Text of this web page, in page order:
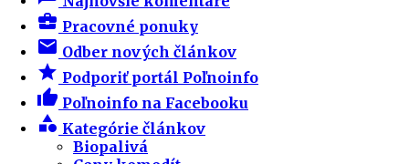
business_center Pracovné ponuky
email Odber nových článkov
star Podporiť portál Poľnoinfo
thumb_up Poľnoinfo na Facebooku
category Kategórie článkov
Biopalivá